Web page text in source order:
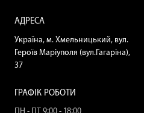
АДРЕСА
Україна, м. Хмельницький, вул.
Героїв Маріуполя (вул.Гагаріна),
37
ГРАФІК РОБОТИ